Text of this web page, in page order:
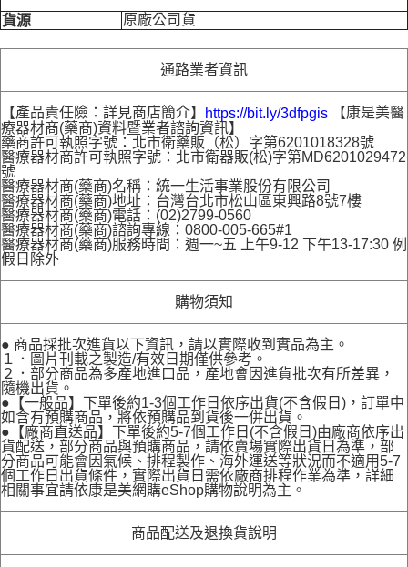
貨源 原廠公司貨
通路業者資訊
【產品責任險：詳見商店簡介】 https://bit.ly/3dfpgis 【康是美醫
療器材商(藥商)資料暨業者諮詢資訊】
藥商許可執照字號：北市衛藥販（松）字第6201018328號
醫療器材商許可執照字號：北市衛器販(松)字第MD6201029472
號
醫療器材商(藥商)名稱：統一生活事業股份有限公司
醫療器材商(藥商)地址：台灣台北市松山區東興路8號7樓
醫療器材商(藥商)電話：(02)2799-0560
醫療器材商(藥商)諮詢專線：0800-005-665#1
醫療器材商(藥商)服務時間：週一~五 上午9-12 下午13-17:30 例
假日除外
購物須知
● 商品採批次進貨以下資訊，請以實際收到實品為主。
１．圖片刊載之製造/有效日期僅供參考。
２．部分商品為多產地進口品，產地會因進貨批次有所差異，
隨機出貨。
●【一般品】下單後約1-3個工作日依序出貨(不含假日)，訂單中
如含有預購商品，將依預購品到貨後一併出貨。
●【廠商直送品】下單後約5-7個工作日(不含假日)由廠商依序出
貨配送，部分商品與預購商品，請依賣場實際出貨日為準，部
分商品可能會因氣候、排程製作、海外運送等狀況而不適用5-7
個工作日出貨條件，實際出貨日需依廠商排程作業為準，詳細
相關事宜請依康是美網購eShop購物說明為主。
商品配送及退換貨說明